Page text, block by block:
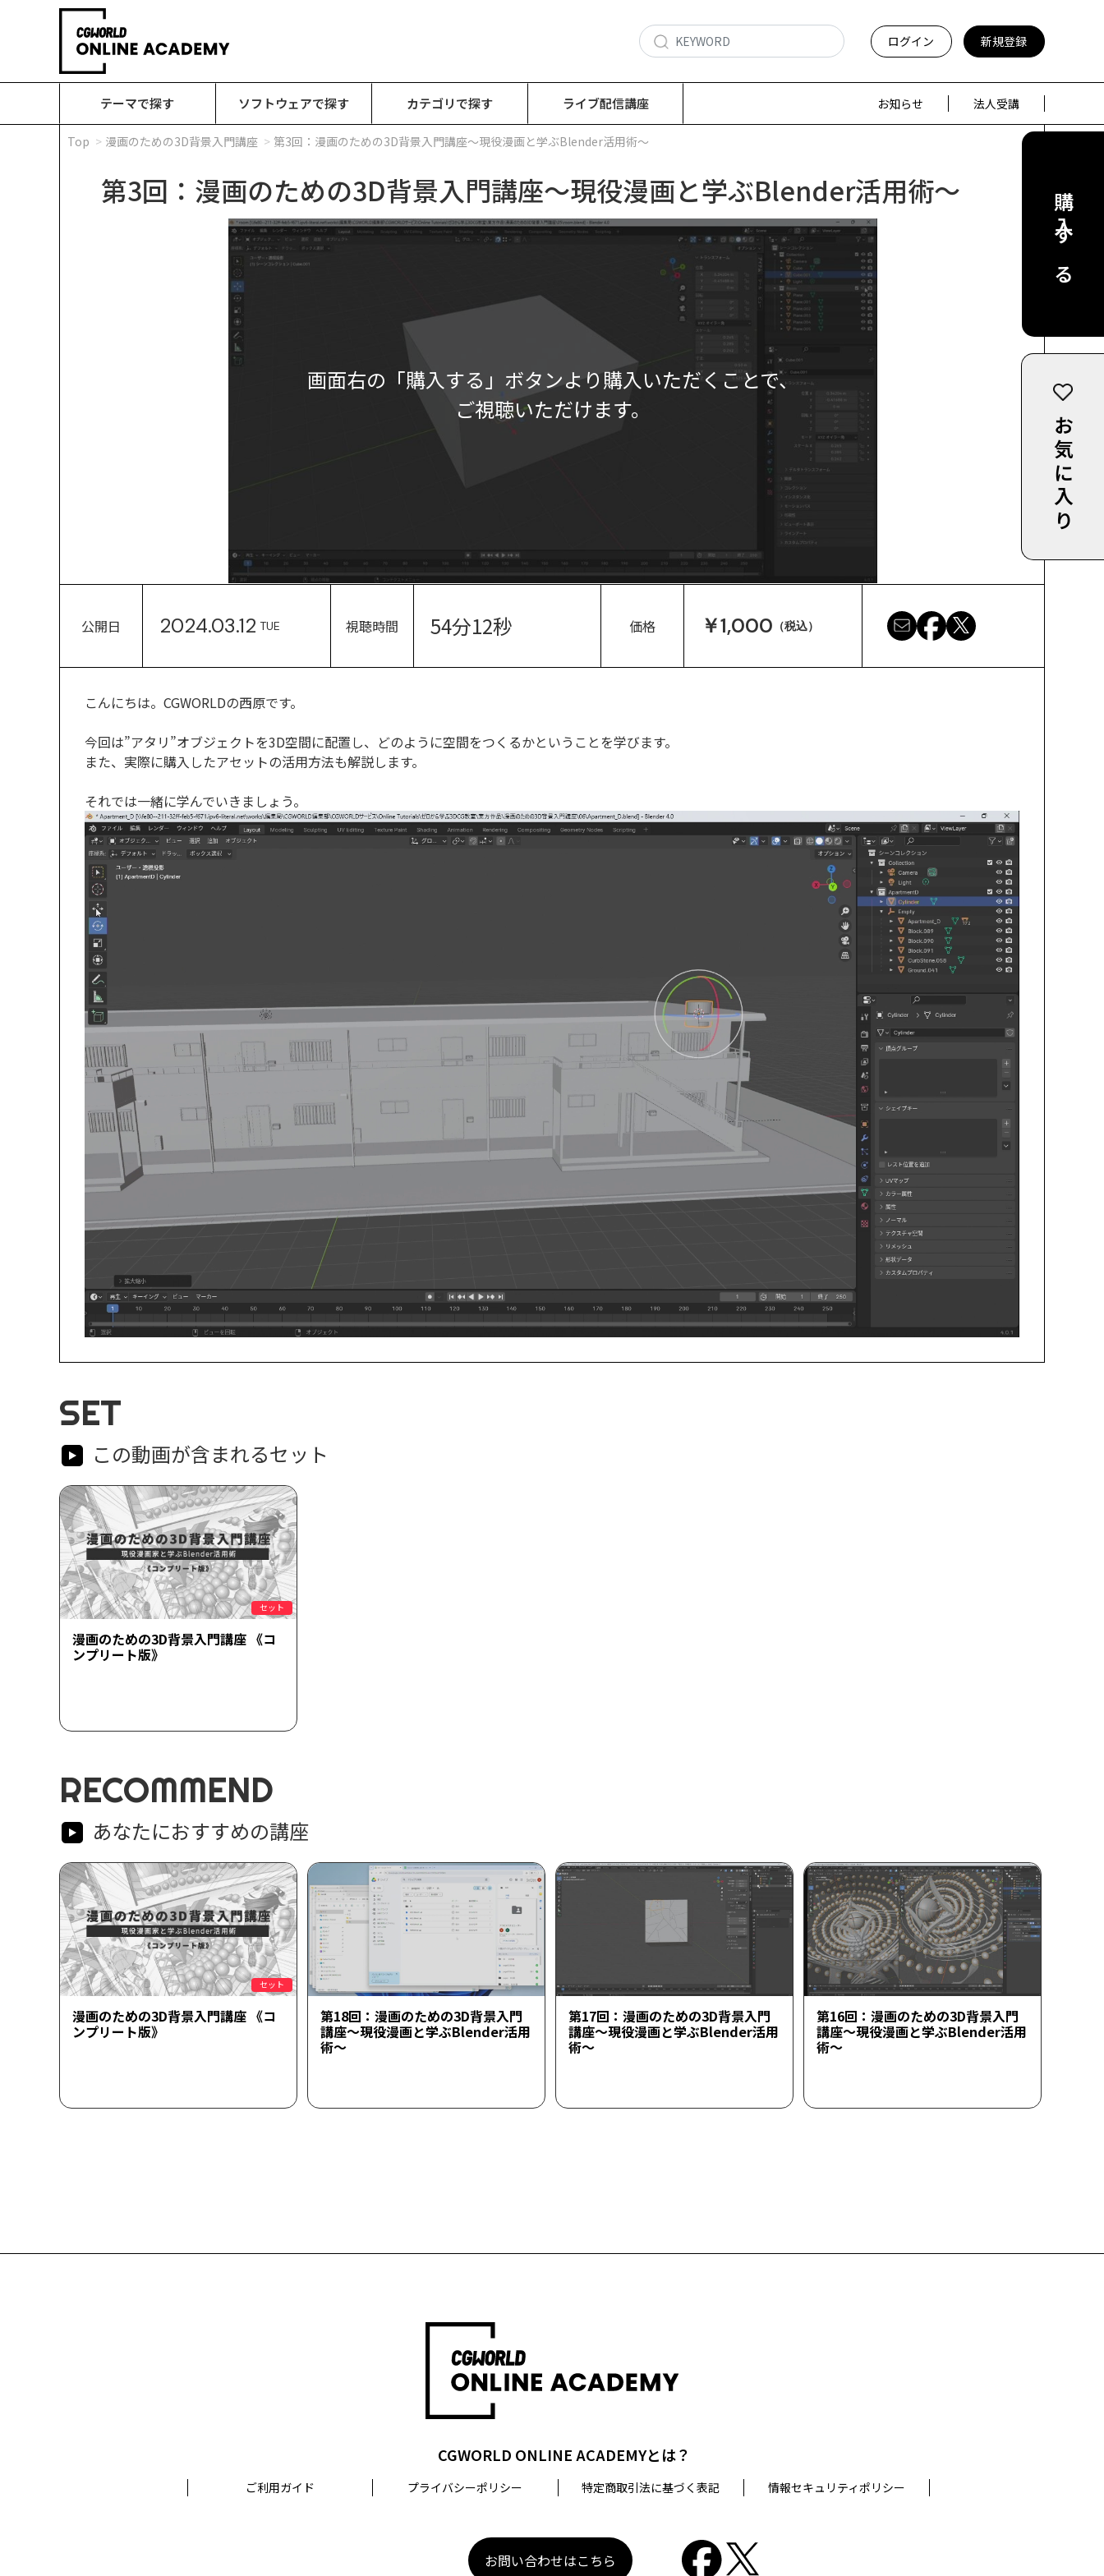
ログイン 新規登録
テーマで探す ソフトウェアで探す カテゴリで探す ライブ配信講座 お知らせ 法人受講
Top 漫画のための3D背景入門講座 第3回：漫画のための3D背景入門講座～現役漫画と学ぶBlender活用術～
第3回：漫画のための3D背景入門講座～現役漫画と学ぶBlender活用術～
画面右の「購入する」ボタンより購入いただくことで、
ご視聴いただけます。
購入する
お気に入り
公開日 2024.03.12 TUE 視聴時間 54分12秒 価格 ￥1,000 （税込）
こんにちは。CGWORLDの西原です。
今回は”アタリ”オブジェクトを3D空間に配置し、どのように空間をつくるかということを学びます。
また、実際に購入したアセットの活用方法も解説します。
それでは一緒に学んでいきましょう。
SET
この動画が含まれるセット
セット
漫画のための3D背景入門講座 《コ
ンプリート版》
RECOMMEND
あなたにおすすめの講座
セット
漫画のための3D背景入門講座 《コ
ンプリート版》
第18回：漫画のための3D背景入門
講座～現役漫画と学ぶBlender活用
術～
第17回：漫画のための3D背景入門
講座～現役漫画と学ぶBlender活用
術～
第16回：漫画のための3D背景入門
講座～現役漫画と学ぶBlender活用
術～
CGWORLD ONLINE ACADEMYとは？
ご利用ガイド プライバシーポリシー 特定商取引法に基づく表記 情報セキュリティポリシー
お問い合わせはこちら